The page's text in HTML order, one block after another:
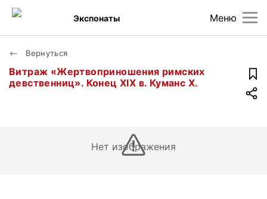
Меню
Экспонаты
Вернуться
Витраж «Жертвоприношения римских
девственниц». Конец XIX в. Куманс Х.
Нет изображения